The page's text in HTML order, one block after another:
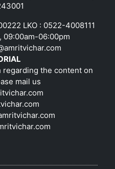
LKO : 0522-4008111
09:00am-06:00pm
regarding the content on
mail us